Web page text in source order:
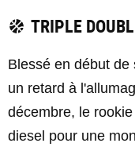
TRIPLE
Blessé en début
un retard à
décembre, le
diesel pour une